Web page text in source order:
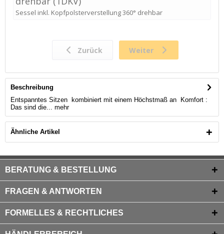
Beschreibung
Entspanntes Sitzen kombiniert mit einem Höchstmaß an Komfort :
Das sind die... mehr
Ähnliche Artikel
BERATUNG & BESTELLUNG
FRAGEN & ANTWORTEN
FORMELLES & RECHTLICHES